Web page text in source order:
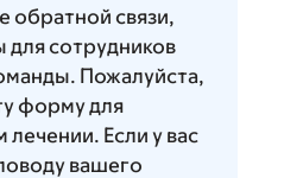
обратной связи,
для сотрудников
Пожалуйста,
форму для
Если у вас
вашего